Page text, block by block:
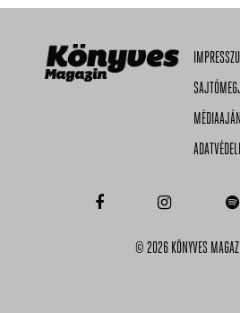
© 2026 KÖNYVES